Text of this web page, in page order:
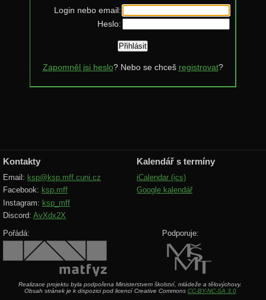
Login nebo email:
Heslo:
Zapomněl jsi heslo? Nebo se chceš registrovat?
Odevzdávátko
Řešení
Výsledky
Výsledky
Řešení
Výsledky
Zadání 2. série
Řešení
Zadání 1. série
Kontakty
Email: ksp@ksp.mff.cuni.cz
Facebook: ksp.mff
Instagram: ksp_mff
Discord: AvXdx2X
Kalendář s termíny
iCalendar (ics)
Google kalendář
Pořádá: Podporuje:
Realizace projektu byla podpořena Ministerstvem školství, mládeže a tělovýchovy.
Obsah stránek je k dispozici pod licencí Creative Commons CC-BY-NC-SA 3.0